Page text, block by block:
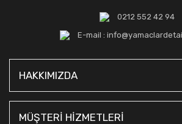
0212 552 42 94
E-mail :
HAKKIMIZDA
MÜŞTERİ HİZMETLERİ